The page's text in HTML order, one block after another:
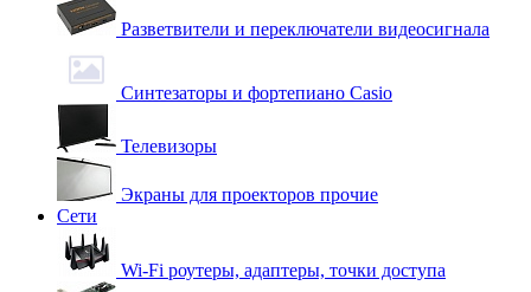
Разветвители и переключатели видеосигнала
Синтезаторы и фортепиано Casio
Телевизоры
Экраны для проекторов прочие
Сети
Wi-Fi роутеры, адаптеры, точки доступа